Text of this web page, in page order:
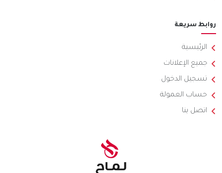
روابط سريعة
الرئيسية
جميع الإعلانات
تسجيل الدخول
حساب العمولة
اتصل بنا